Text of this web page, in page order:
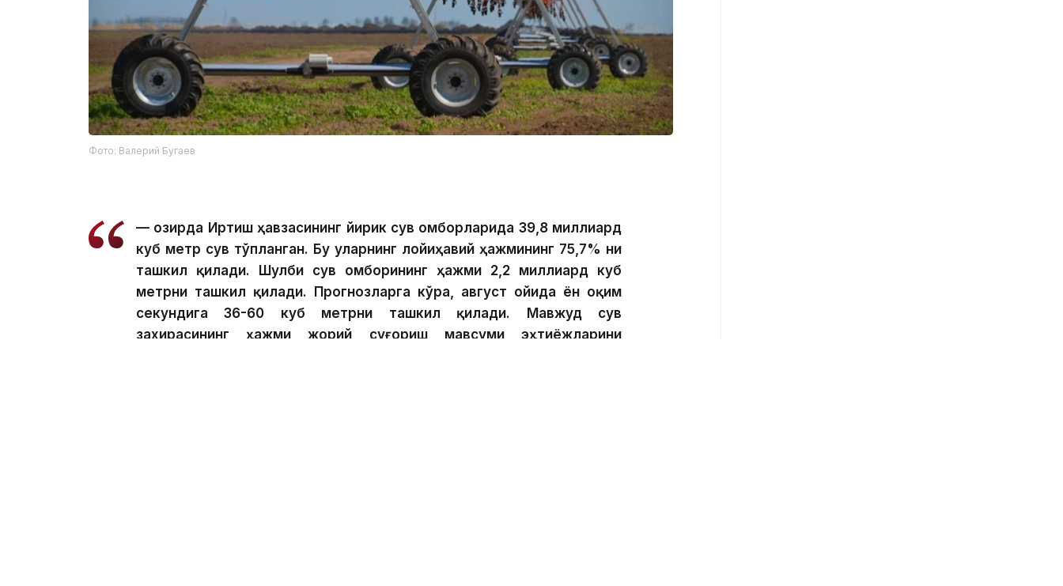
Фото: Валерий Бугаев
— Ҳозирда Иртиш ҳавзасининг йирик сув омборларида 39,8 миллиард
куб метр сув тўпланган. Бу уларнинг лойиҳавий ҳажмининг 75,7% ни
ташкил қилади. Шулби сув омборининг ҳажми 2,2 миллиард куб
метрни ташкил қилади. Прогнозларга кўра, август ойида ён оқим
секундига 36-60 куб метрни ташкил қилади. Мавжуд сув
захирасининг ҳажми жорий суғориш мавсуми эҳтиёжларини